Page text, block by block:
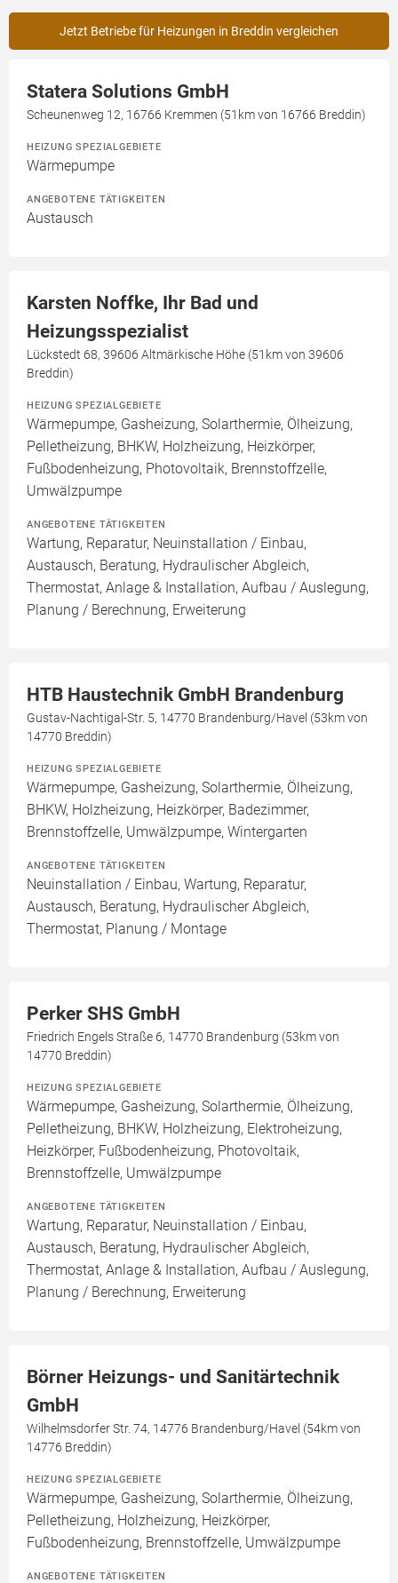
Jetzt Betriebe für Heizungen in Breddin vergleichen
Statera Solutions GmbH
Scheunenweg 12, 16766 Kremmen (51km von 16766 Breddin)
HEIZUNG SPEZIALGEBIETE
Wärmepumpe
ANGEBOTENE TÄTIGKEITEN
Austausch
Karsten Noffke, Ihr Bad und
Heizungsspezialist
Lückstedt 68, 39606 Altmärkische Höhe (51km von 39606
Breddin)
HEIZUNG SPEZIALGEBIETE
Wärmepumpe, Gasheizung, Solarthermie, Ölheizung,
Pelletheizung, BHKW, Holzheizung, Heizkörper,
Fußbodenheizung, Photovoltaik, Brennstoffzelle,
Umwälzpumpe
ANGEBOTENE TÄTIGKEITEN
Wartung, Reparatur, Neuinstallation / Einbau,
Austausch, Beratung, Hydraulischer Abgleich,
Thermostat, Anlage & Installation, Aufbau / Auslegung,
Planung / Berechnung, Erweiterung
HTB Haustechnik GmbH Brandenburg
Gustav-Nachtigal-Str. 5, 14770 Brandenburg/Havel (53km von
14770 Breddin)
HEIZUNG SPEZIALGEBIETE
Wärmepumpe, Gasheizung, Solarthermie, Ölheizung,
BHKW, Holzheizung, Heizkörper, Badezimmer,
Brennstoffzelle, Umwälzpumpe, Wintergarten
ANGEBOTENE TÄTIGKEITEN
Neuinstallation / Einbau, Wartung, Reparatur,
Austausch, Beratung, Hydraulischer Abgleich,
Thermostat, Planung / Montage
Perker SHS GmbH
Friedrich Engels Straße 6, 14770 Brandenburg (53km von
14770 Breddin)
HEIZUNG SPEZIALGEBIETE
Wärmepumpe, Gasheizung, Solarthermie, Ölheizung,
Pelletheizung, BHKW, Holzheizung, Elektroheizung,
Heizkörper, Fußbodenheizung, Photovoltaik,
Brennstoffzelle, Umwälzpumpe
ANGEBOTENE TÄTIGKEITEN
Wartung, Reparatur, Neuinstallation / Einbau,
Austausch, Beratung, Hydraulischer Abgleich,
Thermostat, Anlage & Installation, Aufbau / Auslegung,
Planung / Berechnung, Erweiterung
Börner Heizungs- und Sanitärtechnik
GmbH
Wilhelmsdorfer Str. 74, 14776 Brandenburg/Havel (54km von
14776 Breddin)
HEIZUNG SPEZIALGEBIETE
Wärmepumpe, Gasheizung, Solarthermie, Ölheizung,
Pelletheizung, Holzheizung, Heizkörper,
Fußbodenheizung, Brennstoffzelle, Umwälzpumpe
ANGEBOTENE TÄTIGKEITEN